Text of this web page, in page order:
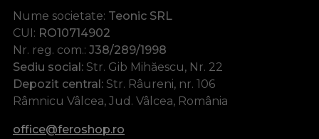
Nume societate: Teonic SRL
CUI: RO10714902
Nr. reg. com.: J38/289/1998
Sediu social: Str. Gib Mihăescu, Nr. 22
Depozit central: Str. Râureni, nr. 106
Râmnicu Vâlcea, Jud. Vâlcea, România
office@feroshop.ro